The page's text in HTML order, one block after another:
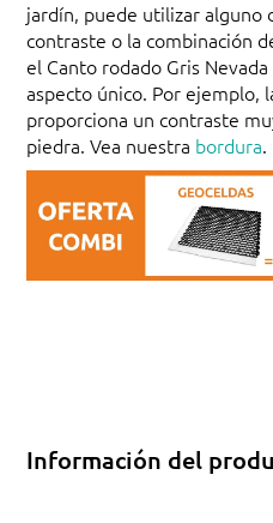
jardín, puede utilizar alguno
contraste o la combinación
el Canto rodado Gris
aspecto único. Por ejemplo,
proporciona un contraste
piedra. Vea nuestra bordura.
Información del